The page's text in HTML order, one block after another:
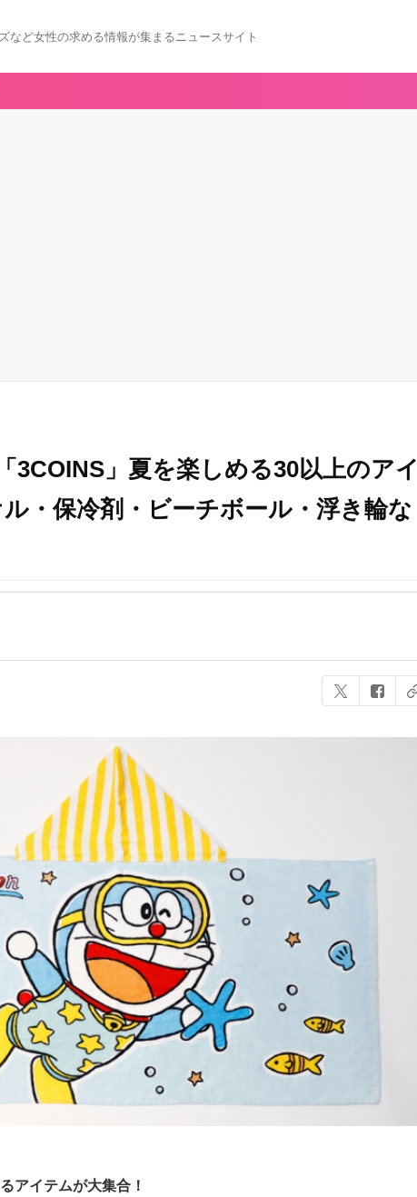
など女性の求める情報が集まるニュースサイト
3COINS」夏を楽しめる30以上のアイ
・保冷剤・ビーチボール・浮き輪な
アイテムが大集合！